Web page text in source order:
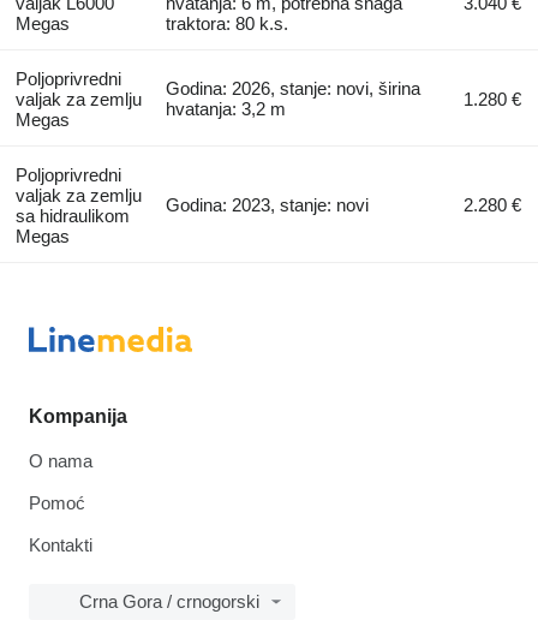
Megas
traktora: 80 k.s.
Poljoprivredni
valjak za zemlju
Megas
Godina: 2026, stanje: novi, širina
hvatanja: 3,2 m
1.280 €
Poljoprivredni
valjak za zemlju
sa hidraulikom
Megas
Godina: 2023, stanje: novi 2.280 €
Kompanija
O nama
Pomoć
Kontakti
Crna Gora / crnogorski